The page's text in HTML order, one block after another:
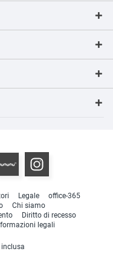
Legale
office-365
Chi siamo
Diritto di recesso
legali